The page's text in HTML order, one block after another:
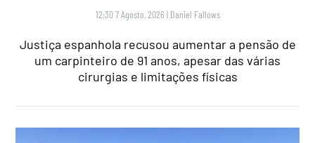
12:30 7 Agosto, 2026 | Daniel Fallows
Justiça espanhola recusou aumentar a pensão de
um carpinteiro de 91 anos, apesar das várias
cirurgias e limitações físicas